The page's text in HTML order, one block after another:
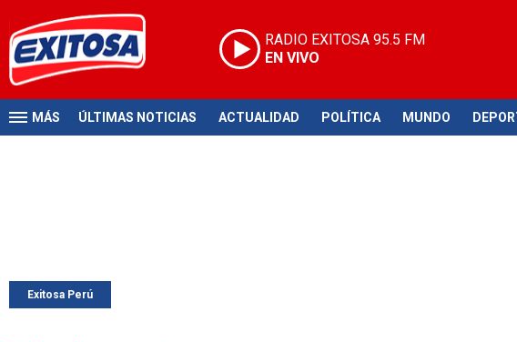
RADIO EXITOSA 95.5 FM
EN VIVO
MÁS ÚLTIMAS NOTICIAS ACTUALIDAD POLÍTICA MUNDO
Exitosa Perú